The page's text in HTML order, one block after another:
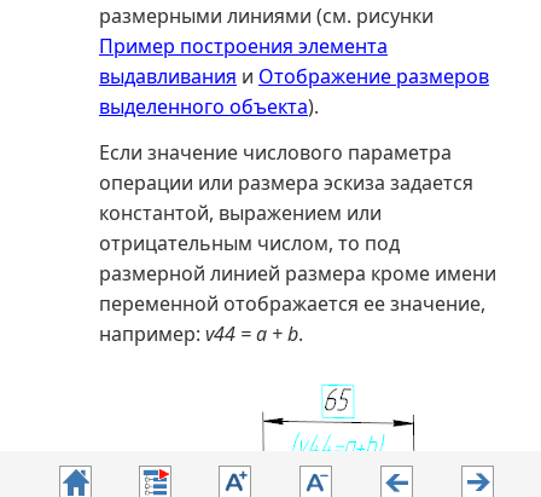
размерными линиями (см. рисунки
Пример построения элемента
выдавливания и Отображение размеров
выделенного объекта).
Если значение числового параметра
операции или размера эскиза задается
константой, выражением или
отрицательным числом, то под
размерной линией размера кроме имени
переменной отображается ее значение,
например: v44 = a + b.